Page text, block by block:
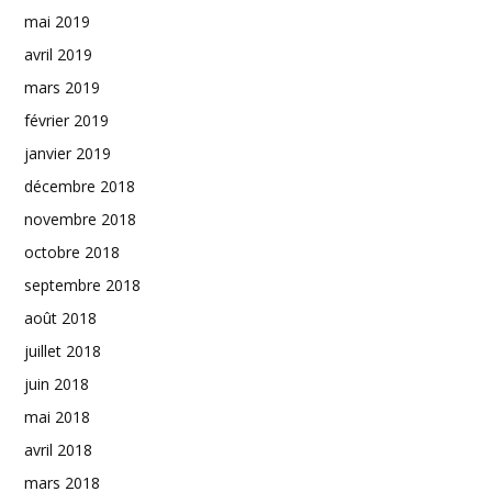
mai 2019
avril 2019
mars 2019
février 2019
janvier 2019
décembre 2018
novembre 2018
octobre 2018
septembre 2018
août 2018
juillet 2018
juin 2018
mai 2018
avril 2018
mars 2018